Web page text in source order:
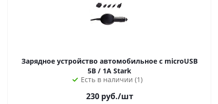
Зарядное устройство автомобильное с microUSB
5В / 1А Stark
Есть в наличии (1)
230руб./шт